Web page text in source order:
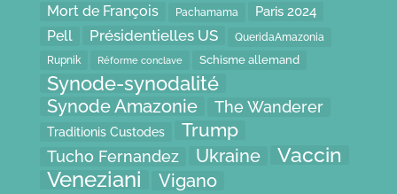
Mort de François Pachamama Paris 2024
Pell Présidentielles US QueridaAmazonia
Rupnik Réforme conclave Schisme allemand
Synode-synodalité
Synode Amazonie The Wanderer
Traditionis Custodes Trump
Tucho Fernandez Ukraine Vaccin
Veneziani Vigano